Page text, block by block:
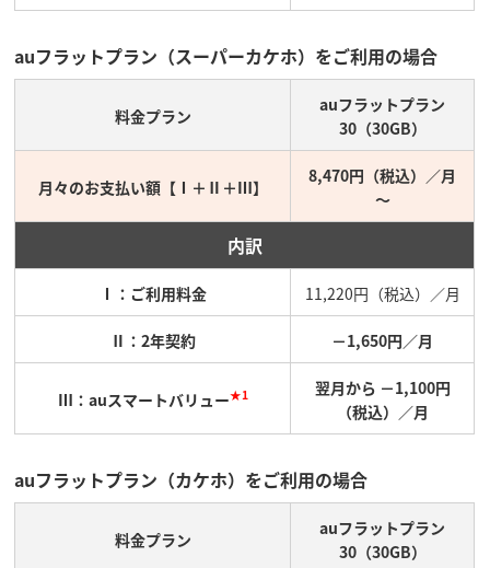
auフラットプラン（スーパーカケホ）をご利用の場合
料金プラン
auフラットプラン
30（30GB）
月々のお支払い額【Ⅰ＋Ⅱ＋Ⅲ】
8,470円（税込）／月
～
内訳
Ⅰ：ご利用料金 11,220円（税込）／月
Ⅱ：2年契約 －1,650円／月
Ⅲ：auスマートバリュー★1
翌月から －1,100円
（税込）／月
auフラットプラン（カケホ）をご利用の場合
料金プラン
auフラットプラン
30（30GB）